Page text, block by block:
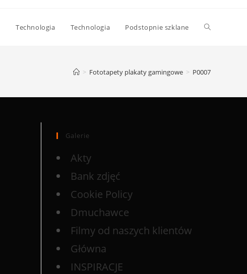
Technologia Technologia Podstopnie szklane
> Fototapety plakaty gamingowe > P0007
Galerie
Akty
Bank zdjęć
Cookie Policy
Dmuchawce
Filmy od naszych klientów
Główna
INSPIRACJE